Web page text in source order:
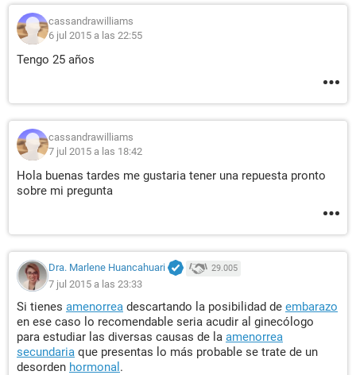
cassandrawilliams
6 jul 2015 a las 22:55
Tengo 25 años
cassandrawilliams
7 jul 2015 a las 18:42
Hola buenas tardes me gustaria tener una repuesta pronto
sobre mi pregunta
Dra. Marlene Huancahuari 29.005
7 jul 2015 a las 23:33
Si tienes amenorrea descartando la posibilidad de embarazo
en ese caso lo recomendable seria acudir al ginecólogo
para estudiar las diversas causas de la amenorrea
secundaria que presentas lo más probable se trate de un
desorden hormonal .